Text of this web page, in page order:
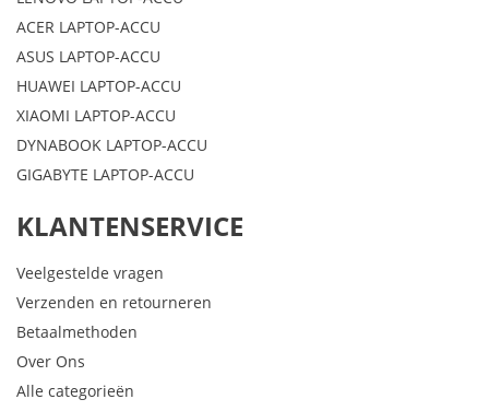
ACER LAPTOP-ACCU
ASUS LAPTOP-ACCU
HUAWEI LAPTOP-ACCU
XIAOMI LAPTOP-ACCU
DYNABOOK LAPTOP-ACCU
GIGABYTE LAPTOP-ACCU
KLANTENSERVICE
Veelgestelde vragen
Verzenden en retourneren
Betaalmethoden
Over Ons
Alle categorieën